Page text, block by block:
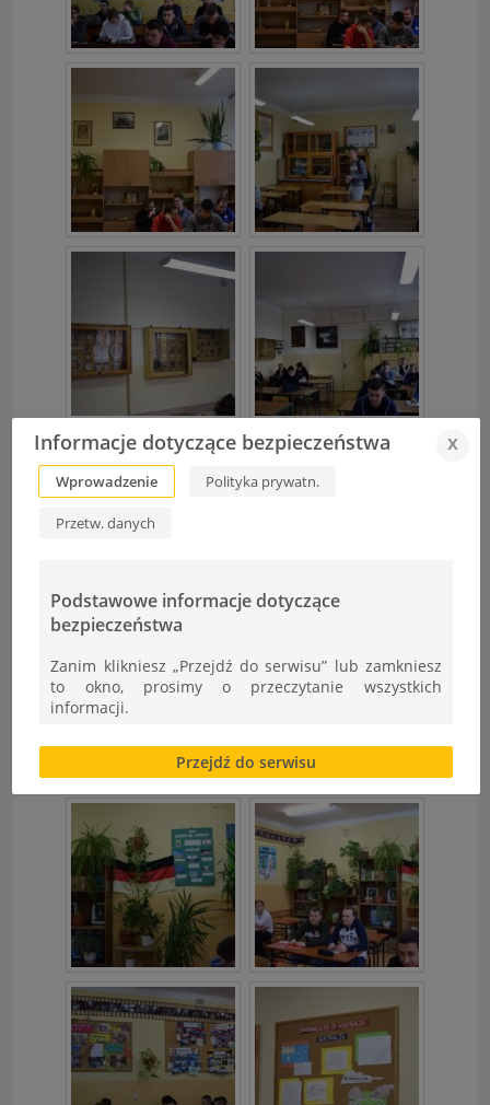
Informacje dotyczące bezpieczeństwa x
Wprowadzenie Polityka prywatn.
Przetw. danych
Podstawowe informacje dotyczące
bezpieczeństwa
Zanim klikniesz „Przejdź do serwisu” lub zamkniesz
to okno, prosimy o przeczytanie wszystkich
informacji.
Brak zgody bądź ograniczenie funkcjonalności plików
cookies lub local storage, może utrudnić lub
uniemożliwić korzystanie z Serwisu.
Informacje dotyczące polityki prywatności oraz
przetwarzania danych osobowych dostępne są cały
czas w sekcji
"Nasza szkoła" > "Bezpieczeństwo"
Przejdź do serwisu